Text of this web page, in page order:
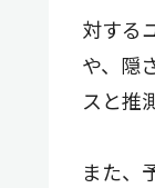
対する
や、隠
スと推
また、